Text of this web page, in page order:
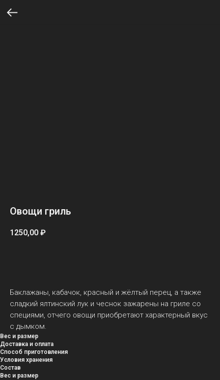
Овощи гриль
1250,00 ₽
Баклажаны, кабачок, красный и жёлтый перец, а также
сладкий ялтинский лук и чеснок зажарены на гриле со
специями, отчего овощи приобретают характерный вкус
с дымком.
Вес и размер
Доставка и оплата
Способ приготовления
Условия хранения
Состав
Вес и размер